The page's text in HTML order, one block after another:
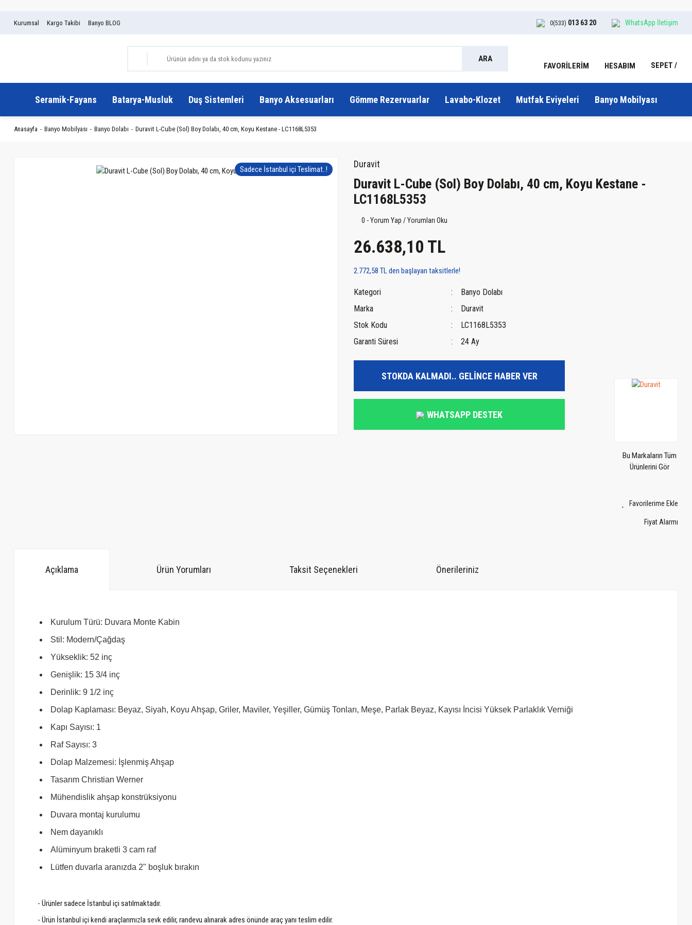
Kurumsal Kargo Takibi Banyo BLOG 0(533) 013 63 20 WhatsApp İletişim
ARA
FAVORİLERİM HESABIM SEPET
Seramik-Fayans Batarya-Musluk Duş Sistemleri Banyo Aksesuarları Gömme Rezervuarlar Lavabo-Klozet Mutfak Eviyeleri Banyo Mobilyası
Anasayfa Banyo Mobilyası Banyo Dolabı Duravit L-Cube (Sol) Boy Dolabı, 40 cm, Koyu Kestane - LC1168L5353
Sadece İstanbul içi Teslimat..! Duravit
Duravit L-Cube (Sol) Boy Dolabı, 40 cm, Koyu Kestane -
LC1168L5353
0 - Yorum Yap / Yorumları Oku
26.638,10 TL
2.772,58 TL den başlayan taksitlerle!
Kategori
Banyo Dolabı
Marka
Duravit
Stok Kodu
LC1168L5353
Garanti Süresi
24 Ay
STOKDA KALMADI.. GELİNCE HABER VER
WHATSAPP DESTEK
Bu Markaların Tüm
Ürünlerini Gör
Fiyat Alarmı
Açıklama Ürün Yorumları Taksit Seçenekleri Önerileriniz
Kurulum Türü: Duvara Monte Kabin
Stil: Modern/Çağdaş
Yükseklik: 52 inç
Genişlik: 15 3/4 inç
Derinlik: 9 1/2 inç
Dolap Kaplaması: Beyaz, Siyah, Koyu Ahşap, Griler, Maviler, Yeşiller, Gümüş Tonları, Meşe, Parlak Beyaz, Kayısı İncisi Yüksek Parlaklık Verniği
Kapı Sayısı: 1
Raf Sayısı: 3
Dolap Malzemesi: İşlenmiş Ahşap
Tasarım Christian Werner
Mühendislik ahşap konstrüksiyonu
Duvara montaj kurulumu
Nem dayanıklı
Alüminyum braketli 3 cam raf
Lütfen duvarla aranızda 2" boşluk bırakın
- Ürünler sadece İstanbul içi satılmaktadır.
- Ürün İstanbul içi kendi araçlarımızla sevk edilir, randevu alınarak adres önünde araç yanı teslim edilir.